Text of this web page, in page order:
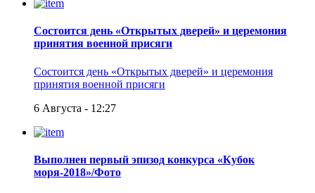
Состоится день «Открытых дверей» и церемония
принятия военной присяги
Состоится день «Открытых дверей» и церемония
принятия военной присяги
6 Августа - 12:27
Выполнен первый эпизод конкурса «Кубок
моря-2018»/Фото